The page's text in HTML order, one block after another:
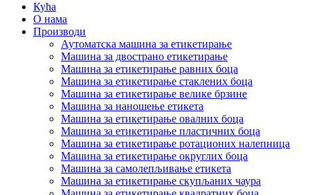
Кућа
О нама
Производи
Аутоматска машина за етикетирање
Машина за двострано етикетирање
Машина за етикетирање равних боца
Машина за етикетирање стаклених боца
Машина за етикетирање велике брзине
Машина за наношење етикета
Машина за етикетирање овалних боца
Машина за етикетирање пластичних боца
Машина за етикетирање ротационих налепница
Машина за етикетирање округлих боца
Машина за самолепљивање етикета
Машина за етикетирање скупљаних чаура